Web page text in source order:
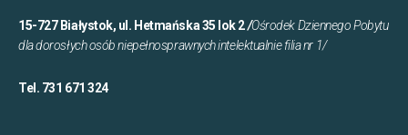
15-727 Białystok, ul. Hetmańska 35 lok 2/Ośrodek Dziennego Pobytu
dla dorosłych osób niepełnosprawnych intelektualnie filia nr 1/
Tel. 731 671 324